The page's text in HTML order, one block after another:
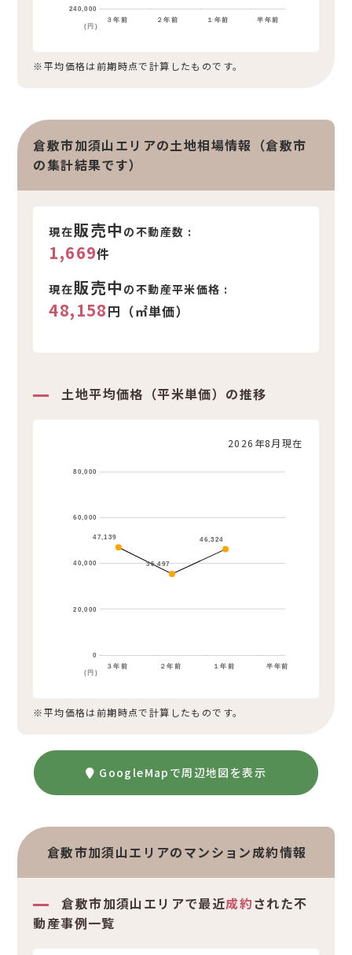
３年前 ２年前 １年前 半年前
240,000
(円)
※平均価格は前期時点で計算したものです。
倉敷市加須山エリアの土地相場情報（倉敷市
の集計結果です）
現在販売中 の不動産数 :
1,669件
現在販売中 の不動産平米価格 :
48,158円（㎡単価）
土地平均価格（平米単価）の推移
2026年8月現在
３年前 ２年前 １年前 半年前
0
20,000
40,000
60,000
80,000
47,139
35,497
46,324
(円)
※平均価格は前期時点で計算したものです。
GoogleMapで周辺地図を表示
倉敷市加須山エリアのマンション成約情報
倉敷市加須山エリアで最近成約された不
動産事例一覧